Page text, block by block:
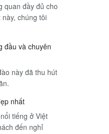
Bay
–
Toàn
cho
Tế
Thiết
Cho
Thân
Nam
Chi
Tiết
quan đầy đủ cho
chúng tôi
đầu và chuyên
này đã thu hút
nhất
tiếng ở Việt
đến nghỉ